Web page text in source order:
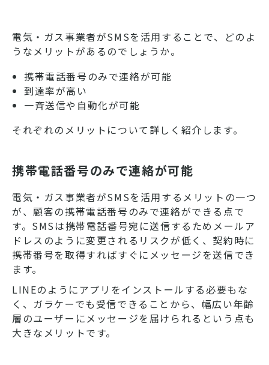
電気・ガス事業者がSMSを活用することで、どのよ
うなメリットがあるのでしょうか。
携帯電話番号のみで連絡が可能
到達率が高い
一斉送信や自動化が可能
それぞれのメリットについて詳しく紹介します。
携帯電話番号のみで連絡が可能
電気・ガス事業者がSMSを活用するメリットの一つ
が、顧客の携帯電話番号のみで連絡ができる点で
す。SMSは携帯電話番号宛に送信するためメールア
ドレスのように変更されるリスクが低く、契約時に
携帯番号を取得すればすぐにメッセージを送信でき
ます。
LINEのようにアプリをインストールする必要もな
く、ガラケーでも受信できることから、幅広い年齢
層のユーザーにメッセージを届けられるという点も
大きなメリットです。